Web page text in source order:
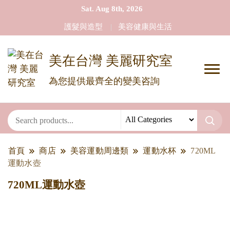
Sat. Aug 8th, 2026
護髮與造型 美容健康與生活
美在台灣 美麗研究室
為您提供最齊全的變美咨詢
首頁 商店 美容運動周邊類 運動水杯
720ML
運動水壺
720ML運動水壺